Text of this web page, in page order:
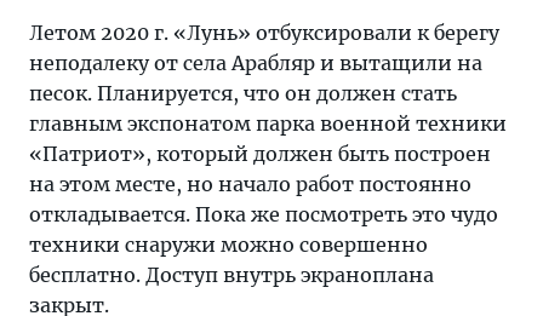
Летом 2020 г. «Лунь» отбуксировали к берегу
неподалеку от села Арабляр и вытащили на
песок. Планируется, что он должен стать
главным экспонатом парка военной техники
«Патриот», который должен быть построен
на этом месте, но начало работ постоянно
откладывается. Пока же посмотреть это чудо
техники снаружи можно совершенно
бесплатно. Доступ внутрь экраноплана
закрыт.